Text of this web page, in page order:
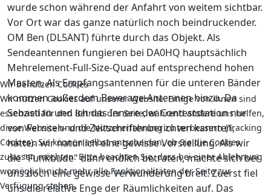
wurde schon während der Anfahrt von weitem sichtbar.
Vor Ort war das ganze natürlich noch beindruckender.
OM Ben (DL5ANT) führte durch das Objekt. Als
Sendeantennen fungieren bei DA0HQ hauptsächlich
Mehrelement-Full-Size-Quad auf entsprechend hohen
Masten. Als Empfangsantennen für die unteren Bänder
kommen außerdem Beverage-Antennen hinzu. Da
Sebastian und ich das Innere der Conteststation nur
von Fernseh- und Zeitschriftenberichten kannten,
hatten wir natürlich eine gewisse Vorstellung. Als wir
die "Funkbude" dann endlich betraten, machte sich bei
uns doch eine gewisse Verwunderung breit. Zuerst fiel
uns die relative Enge der Räumlichkeiten auf. Das
Wir benutzen Cookies
Wir nutzen Cookies auf unserer Website. Einige von ihnen sind
essenziell für den Betrieb der Seite, während andere uns helfen,
diese Website und die Nutzererfahrung zu verbessern (Tracking
Cookies). Sie können selbst entscheiden, ob Sie die Cookies
zulassen möchten. Bitte beachten Sie, dass bei einer Ablehnung
womöglich nicht mehr alle Funktionalitäten der Seite zur
Verfügung stehen.